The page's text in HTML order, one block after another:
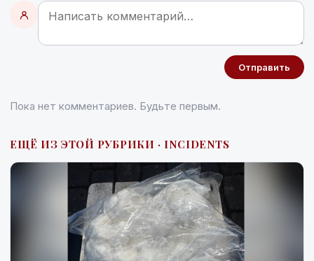
Отправить
Пока нет комментариев. Будьте первым.
ЕЩЁ ИЗ ЭТОЙ РУБРИКИ · INCIDENTS